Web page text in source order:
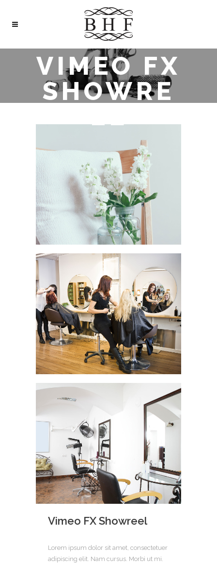
VIMEO FX
SHOWRE
EL
Vimeo FX Showreel
Lorem ipsum dolor sit amet, consectetuer
adipiscing elit. Nam cursus. Morbi ut mi.